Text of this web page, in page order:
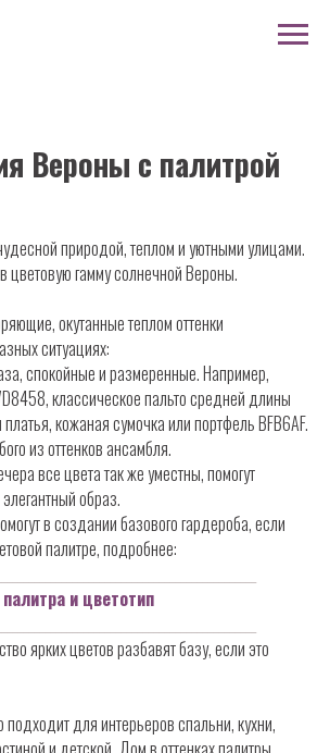
Вероны с палитрой
природой, теплом и уютными улицами.
цветовую гамму солнечной Вероны.
окутанные теплом оттенки
ситуациях:
спокойные и размеренные. Например,
классическое пальто средней длины
кожаная сумочка или портфель BFB6AF.
из оттенков ансамбля.
все цвета так же уместны, помогут
образ.
в создании базового гардероба, если
палитре, подробнее:
и цветотип
ярких цветов разбавят базу, если это
для интерьеров спальни, кухни,